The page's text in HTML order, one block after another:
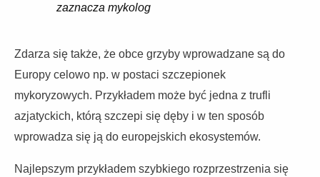
zaznacza mykolog
Zdarza się także, że obce grzyby wprowadzane są do
Europy celowo np. w postaci szczepionek
mykoryzowych. Przykładem może być jedna z trufli
azjatyckich, którą szczepi się dęby i w ten sposób
wprowadza się ją do europejskich ekosystemów.
Najlepszym przykładem szybkiego rozprzestrzenia się